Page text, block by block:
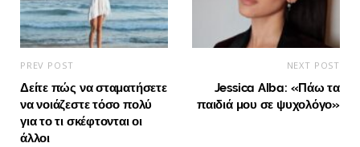
PREV POST
Δείτε πώς να σταματήσετε
να νοιάζεστε τόσο πολύ
για το τι σκέφτονται οι
άλλοι
NEXT POST
Jessica Alba: «Πάω τα
παιδιά μου σε ψυχολόγο»